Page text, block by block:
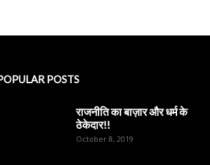
POSTS
राजनीति का बाज़ार और धर्म के
ठेकेदार!!
October 8, 2019